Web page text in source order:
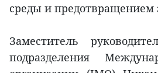
среды и предотвращением
Заместитель
подразделения